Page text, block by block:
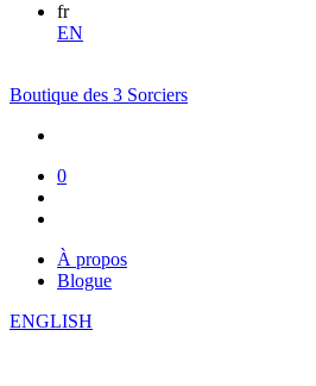
fr
EN
Boutique des 3 Sorciers
0
À propos
Blogue
ENGLISH